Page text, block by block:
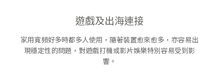
遊戲及出海連接
家用寬頻好多時都多人使用，隨著裝置愈來愈多，亦容易出
現穩定性的問題，對遊戲打機或影片娛樂特別容易受到影
響。